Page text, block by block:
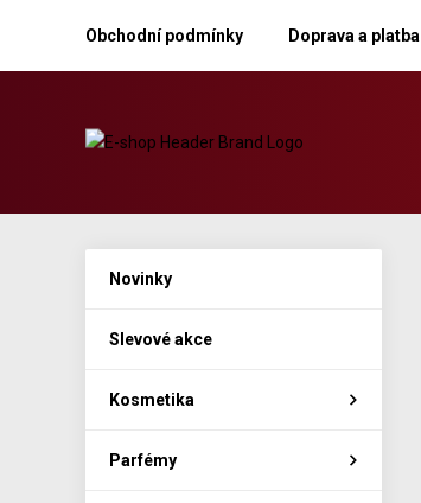
Obchodní podmínky Doprava a platba
Novinky
Slevové akce
Kosmetika
Parfémy